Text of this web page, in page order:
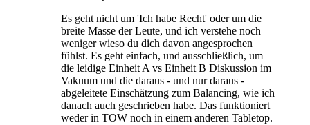
Es geht nicht um 'Ich habe Recht' oder um die
breite Masse der Leute, und ich verstehe noch
weniger wieso du dich davon angesprochen
fühlst. Es geht einfach, und ausschließlich, um
die leidige Einheit A vs Einheit B Diskussion im
Vakuum und die daraus - und nur daraus -
abgeleitete Einschätzung zum Balancing, wie ich
danach auch geschrieben habe. Das funktioniert
weder in TOW noch in einem anderen Tabletop.